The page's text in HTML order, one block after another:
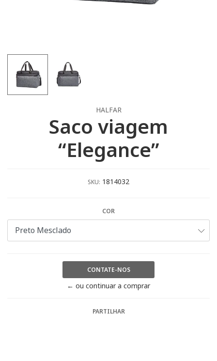
HALFAR
Saco viagem
“Elegance”
SKU: 1814032
COR
CONTATE-NOS
← ou continuar a comprar
PARTILHAR